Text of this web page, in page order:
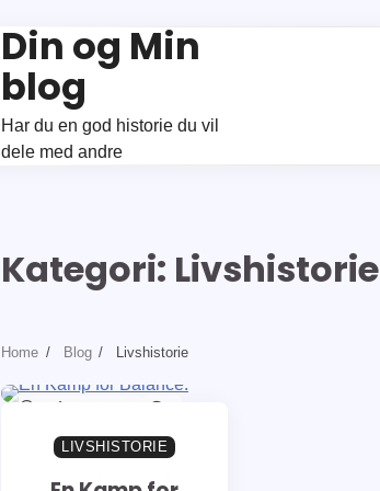
Din og Min
blog
Har du en god historie du vil
dele med andre
Kategori: Livshistorie
Home Blog Livshistorie
5min at læse
LIVSHISTORIE